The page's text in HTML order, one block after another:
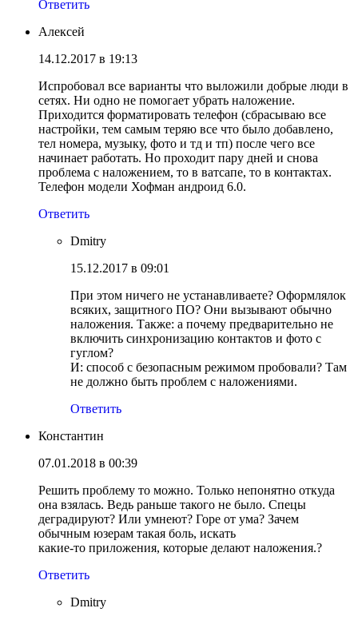
Ответить
Алексей
14.12.2017 в 19:13
Испробовал все варианты что выложили добрые люди в
сетях. Ни одно не помогает убрать наложение.
Приходится форматировать телефон (сбрасываю все
настройки, тем самым теряю все что было добавлено,
тел номера, музыку, фото и тд и тп) после чего все
начинает работать. Но проходит пару дней и снова
проблема с наложением, то в ватсапе, то в контактах.
Телефон модели Хофман андроид 6.0.
Ответить
Dmitry
15.12.2017 в 09:01
При этом ничего не устанавливаете? Оформлялок
всяких, защитного ПО? Они вызывают обычно
наложения. Также: а почему предварительно не
включить синхронизацию контактов и фото с
гуглом?
И: способ с безопасным режимом пробовали? Там
не должно быть проблем с наложениями.
Ответить
Константин
07.01.2018 в 00:39
Решить проблему то можно. Только непонятно откуда
она взялась. Ведь раньше такого не было. Спецы
деградируют? Или умнеют? Горе от ума? Зачем
обычным юзерам такая боль, искать
какие-то приложения, которые делают наложения.?
Ответить
Dmitry